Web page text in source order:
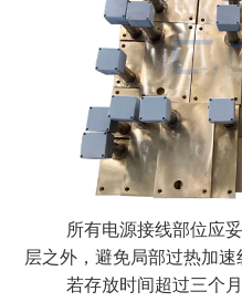
所有电源接线部位应
层之外，避免局部过热加速
若存放时间超过三个